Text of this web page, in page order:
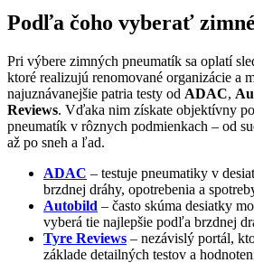
Podľa čoho vyberať
Pri výbere zimných pneumatík sa oplatí
ktoré realizujú renomované organizácie a
najuznávanejšie patria testy od ADAC,
Reviews. Vďaka nim získate objektívny
pneumatík v rôznych podmienkach – od
až po sneh a ľad.
ADAC – testuje pneumatiky v
brzdnej dráhy, opotrebenia a
Autobild – často skúma desiatky
vyberá tie najlepšie podľa brzdnej
Tyre Reviews – nezávislý portál,
základe detailných testov a